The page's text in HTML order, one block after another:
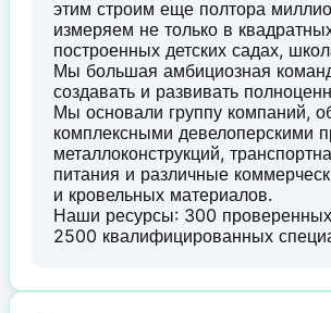
этим строим еще полтора
измеряем не только в
построенных детских садах,
Мы большая амбициозная
создавать и развивать
Мы основали группу компаний,
комплексными девелоперскими
металлоконструкций,
питания и различные
и кровельных материалов.
Наши ресурсы: 300 проверенных
2500 квалифицированных